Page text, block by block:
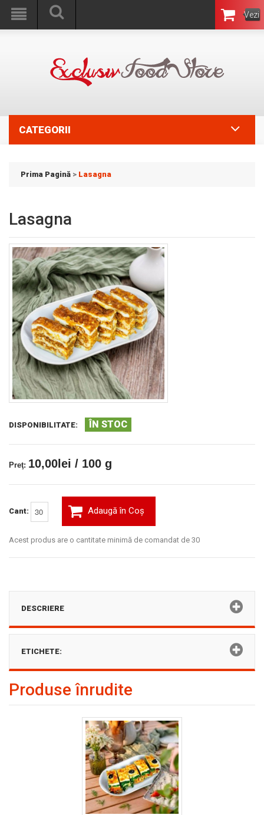
Vezi
Coşul
CATEGORII
Prima Pagină > Lasagna
Lasagna
DISPONIBILITATE: ÎN STOC
Preţ: 10,00lei / 100 g
Cant: Adaugă în Coş
Acest produs are o cantitate minimă de comandat de 30
DESCRIERE
ETICHETE:
Produse înrudite